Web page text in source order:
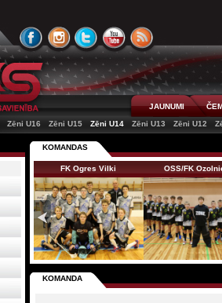
JAUNUMI
Zēni U16 Zēni U15 Zēni U14 Zēni U13 Zēni U12
KOMANDAS
FK Ogres Vilki OSS/FK
KOMANDA